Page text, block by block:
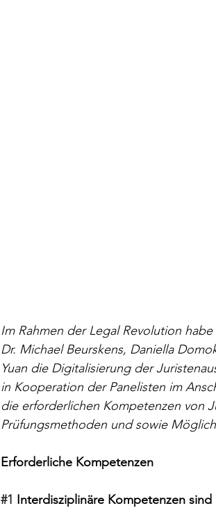
Im Rahmen der Legal Revolution
Dr. Michael Beurskens, Daniella
Yuan die Digitalisierung der
in Kooperation der Panelisten im
die erforderlichen Kompetenzen von
Prüfungsmethoden und sowie
Erforderliche Kompetenzen
#1 Interdisziplinäre Kompetenzen